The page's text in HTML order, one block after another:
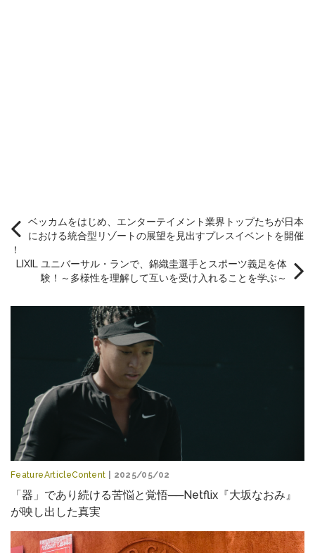
ベッカムをはじめ、エンターテイメント業界トップたちが⽇本
における統合型リゾートの展望を⾒出すプレスイベントを開催
！
LIXIL ユニバーサル・ランで、錦織圭選手とスポーツ義足を体
験！～多様性を理解して互いを受け入れることを学ぶ～
FeatureArticleContent | 2025/05/02
「器」であり続ける苦悩と覚悟──Netflix『大坂なおみ』
が映し出した真実